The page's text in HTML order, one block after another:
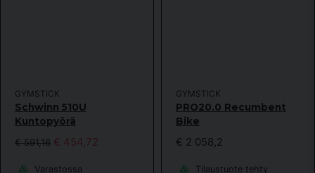
GYMSTICK
Schwinn 510U
Kuntopyörä
€ 591,16 € 454,72
Varastossa
GYMSTICK
PRO20.0 Recumbent
Bike
€ 2 058,2
Tilaustuote tehty